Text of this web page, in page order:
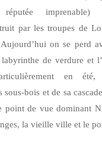
imprenable)
par les troupes de
on se perd
de verdure et
en
sous-bois et de sa
point de vue dominant
la vieille ville et le